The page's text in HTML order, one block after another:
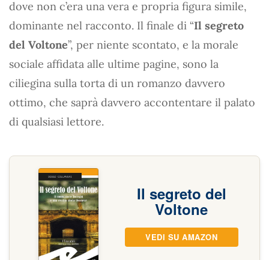
dove non c’era una vera e propria figura simile,
dominante nel racconto. Il finale di “Il segreto
del Voltone”, per niente scontato, e la morale
sociale affidata alle ultime pagine, sono la
ciliegina sulla torta di un romanzo davvero
ottimo, che saprà davvero accontentare il palato
di qualsiasi lettore.
Il segreto del
Voltone
VEDI SU AMAZON